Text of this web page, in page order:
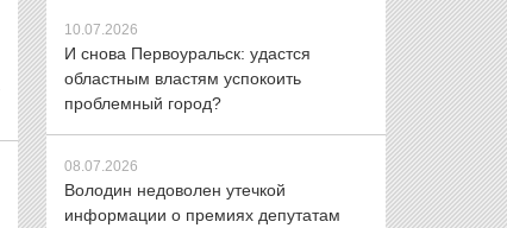
10.07.2026
И снова Первоуральск: удастся
областным властям успокоить
проблемный город?
08.07.2026
Володин недоволен утечкой
информации о премиях депутатам